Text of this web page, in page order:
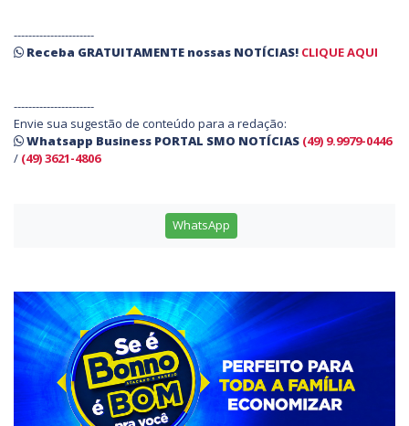
----------------------
Receba GRATUITAMENTE nossas NOTÍCIAS! CLIQUE AQUI
----------------------
Envie sua sugestão de conteúdo para a redação:
Whatsapp Business PORTAL SMO NOTÍCIAS (49) 9.9979-0446
/ (49) 3621-4806
WhatsApp